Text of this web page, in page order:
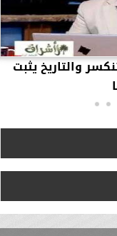
والتاريخ يثبت